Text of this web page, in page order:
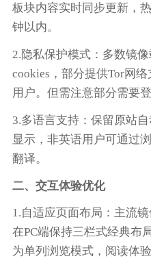
板块内容实时同步更新，
钟以内。
2.隐私保护模式：多数镜
cookies，部分提供Tor网
用户。但需注意部分需要
3.多语言支持：保留原站
显示，非英语用户可通过
翻译。
二、交互体验优化
1.自适应页面布局：主流
在PC端保持三栏式经典布
为单列浏览模式，阅读体